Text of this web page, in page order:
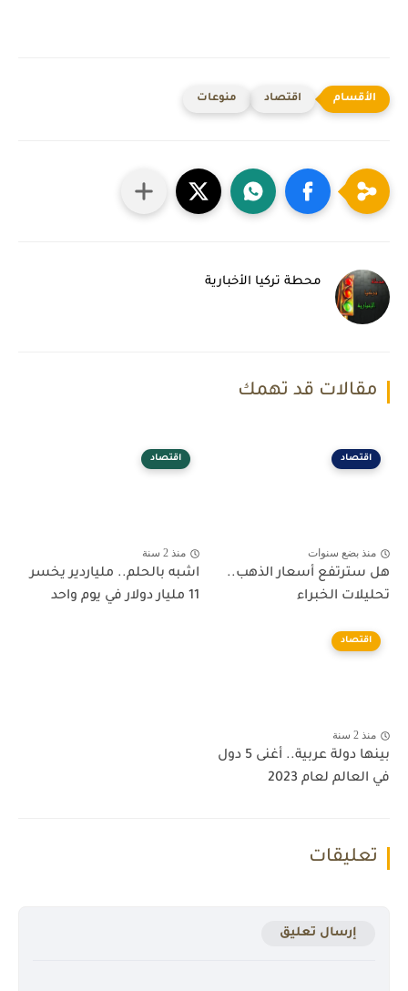
اقتصاد منوعات
محطة تركيا الأخبارية
مقالات قد تهمك
اقتصاد
منذ بضع سنوات
هل سترتفع أسعار الذهب..
تحليلات الخبراء
اقتصاد
منذ 2 سنة
اشبه بالحلم.. ملياردير يخسر
11 مليار دولار في يوم واحد
اقتصاد
منذ 2 سنة
بينها دولة عربية.. أغنى 5 دول
في العالم لعام 2023
تعليقات
إرسال تعليق